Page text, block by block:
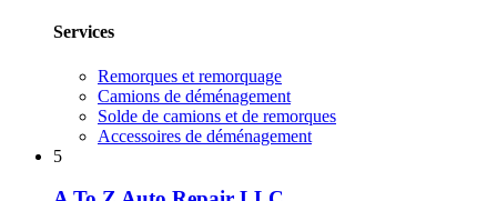
Services
Remorques et remorquage
Camions de déménagement
Solde de camions et de remorques
Accessoires de déménagement
5